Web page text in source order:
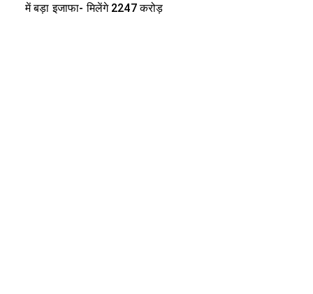
में बड़ा इजाफा- मिलेंगे 2247 करोड़